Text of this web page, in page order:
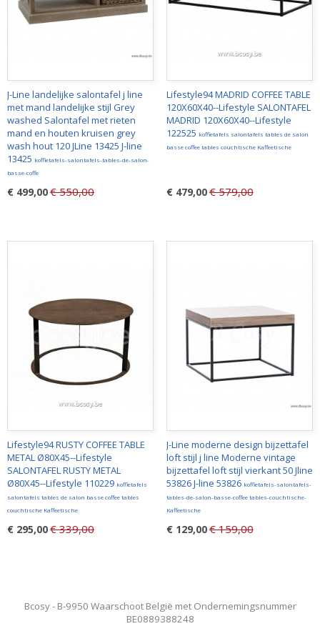
J-Line landelijke salontafel j line
met mand landelijke stijl Grey
washed Salontafel met rieten
mand en houten kruisen grey
wash hout 120 JLine 13425 J-line
13425 koffietafels-salontafels-tables-de-salon-
basse-coffe
€ 499,00€ 550,00
Lifestyle94 MADRID COFFEE TABLE
120X60X40--Lifestyle SALONTAFEL
MADRID 120X60X40--Lifestyle
122525 koffietafels salontafels tables de salon
basse coffee tables couchtische Kaffeetische
€ 479,00€ 579,00
Lifestyle94 RUSTY COFFEE TABLE
METAL Ø80X45--Lifestyle
SALONTAFEL RUSTY METAL
Ø80X45--Lifestyle 110229 koffietafels
salontafels tables de salon basse coffee tables
couchtische Kaffeetische
€ 295,00€ 339,00
J-Line moderne design bijzettafel
loft stijl j line Moderne vintage
bijzettafel loft stijl vierkant 50 Jline
53826 J-line 53826 koffietafels-salontafels-
tables-de-salon-basse-coffee tables-couchtische-
Kaffeetische
€ 129,00€ 159,00
Bcosy - B-9950 Waarschoot België met Ondernemingsnummer
BE0889388248